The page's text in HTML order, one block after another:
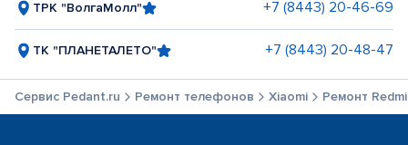
ТРК "ВолгаМолл" +7 (8443) 20-46-69
ТК "ПЛАНЕТАЛЕТО" +7 (8443) 20-48-47
Сервис Pedant.ru Ремонт телефонов Xiaomi Ремонт